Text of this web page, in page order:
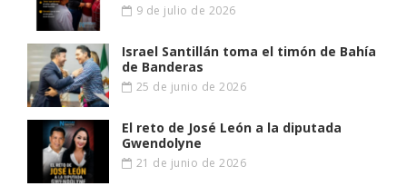
9 de julio de 2026
Israel Santillán toma el timón de Bahía
de Banderas
25 de junio de 2026
El reto de José León a la diputada
Gwendolyne
21 de junio de 2026